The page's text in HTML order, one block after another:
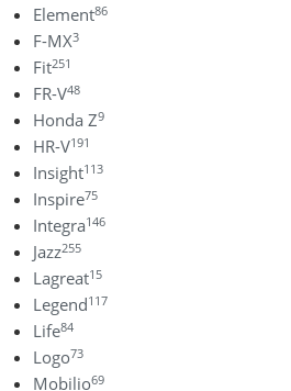
Element86
F-MX3
Fit251
FR-V48
Honda Z9
HR-V191
Insight113
Inspire75
Integra146
Jazz255
Lagreat15
Legend117
Life84
Logo73
Mobilio69